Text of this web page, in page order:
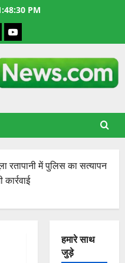
PM
YouTube
रतापानी में पुलिस का सत्यापन
हमारे साथ
जुड़े